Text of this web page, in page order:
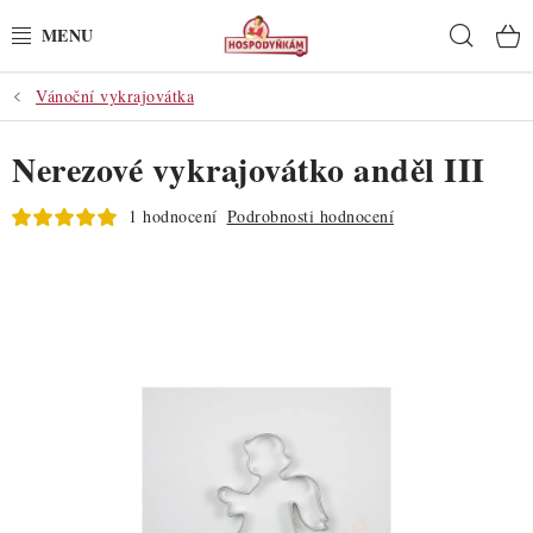
na
POTŘEBY
POMŮCKY
SUROVINY
Vánoční vykrajovátka
Nerezové vykrajovátko anděl III
1 hodnocení Podrobnosti hodnocení